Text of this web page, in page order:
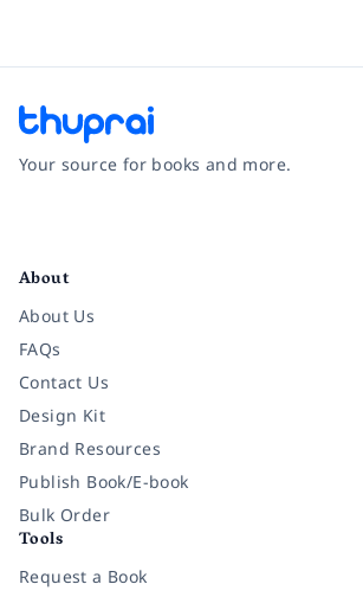
Your source for books and more.
About
About Us
FAQs
Contact Us
Design Kit
Brand Resources
Publish Book/E-book
Bulk Order
Tools
Request a Book